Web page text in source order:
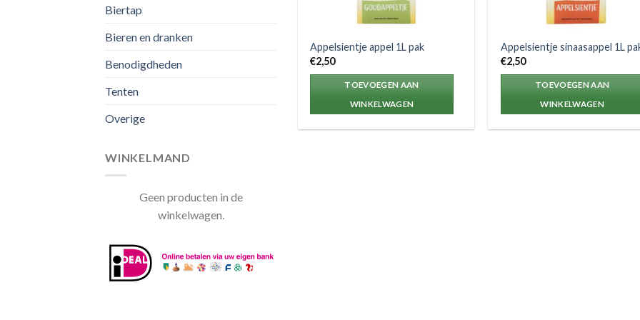
Biertap
Bieren en dranken
Benodigdheden
Tenten
Overige
WINKELMAND
Geen producten in de
winkelwagen.
Appelsientje appel 1L pak
€2,50
TOEVOEGEN AAN
WINKELWAGEN
Appelsientje sinaasappel 1L
€2,50
TOEVOEGEN AAN
WINKELWAGEN